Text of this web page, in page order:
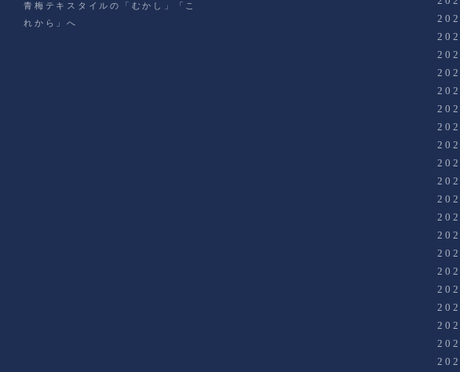
青梅テキスタイルの「むかし」「こ
れから」へ